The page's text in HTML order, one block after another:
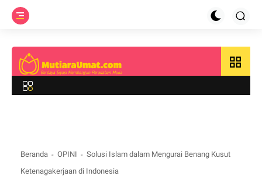
grid_view
Beranda OPINI
Solusi Islam dalam Mengurai Benang Kusut
Ketenagakerjaan di Indonesia